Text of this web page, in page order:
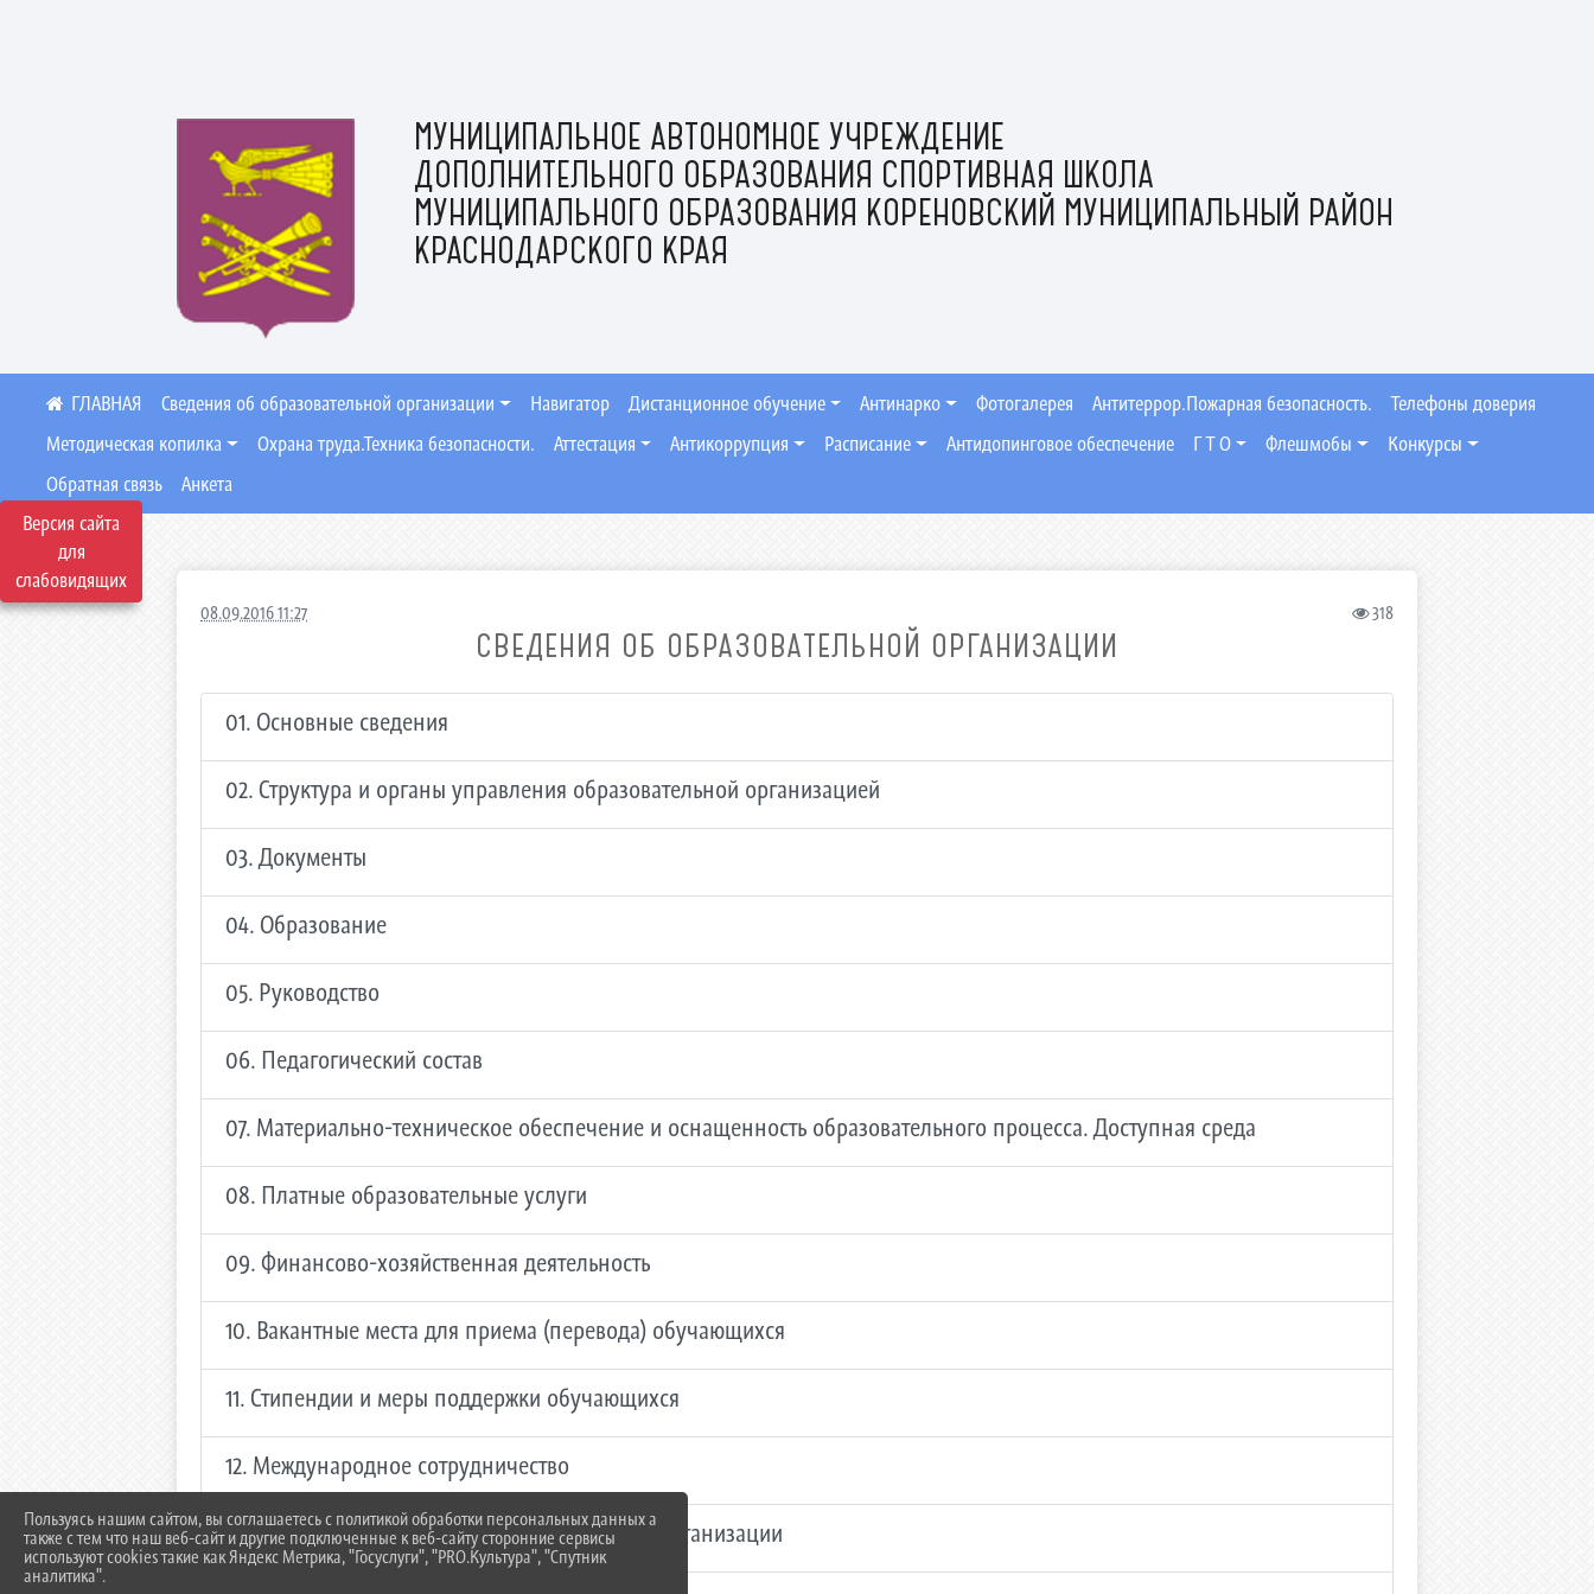
Версия сайта
для
слабовидящих
МУНИЦИПАЛЬНОЕ АВТОНОМНОЕ УЧРЕЖДЕНИЕ
ДОПОЛНИТЕЛЬНОГО ОБРАЗОВАНИЯ СПОРТИВНАЯ ШКОЛА
МУНИЦИПАЛЬНОГО ОБРАЗОВАНИЯ КОРЕНОВСКИЙ МУНИЦИПАЛЬНЫЙ РАЙОН
КРАСНОДАРСКОГО КРАЯ
Сведения об образовательной организации Навигатор Дистанционное обучение Антинарко Фотогалерея Антитеррор.Пожарная безопасность.
Телефоны доверия
Методическая копилка
Охрана труда.Техника безопасности. Аттестация Антикоррупция Расписание Антидопинговое обеспечение Г Т О Флешмобы
Конкурсы
Обратная связь
Анкета
08.09.2016 11:27 318
СВЕДЕНИЯ ОБ ОБРАЗОВАТЕЛЬНОЙ ОРГАНИЗАЦИИ
01. Основные сведения
02. Структура и органы управления образовательной организацией
03. Документы
04. Образование
05. Руководство
06. Педагогический состав
07. Материально-техническое обеспечение и оснащенность образовательного процесса. Доступная среда
08. Платные образовательные услуги
09. Финансово-хозяйственная деятельность
10. Вакантные места для приема (перевода) обучающихся
11. Стипендии и меры поддержки обучающихся
12. Международное сотрудничество
13. Организация питания в образовательной организации
Пользуясь нашим сайтом, вы соглашаетесь с политикой обработки персональных данных а
также с тем что наш веб-сайт и другие подключенные к веб-сайту сторонние сервисы
используют cookies такие как Яндекс Метрика, "Госуслуги", "PRO.Культура", "Спутник
аналитика".